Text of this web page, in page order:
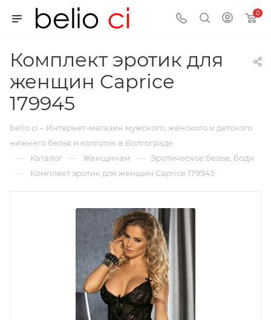
0
Комплект эротик для
женщин Caprice
179945
belio ci – Интернет-магазин мужского, женского и детского
нижнего белья и колготок в Волгограде
— Каталог — Женщинам — Эротическое белье, боди
— Комплект эротик для женщин Caprice 179945